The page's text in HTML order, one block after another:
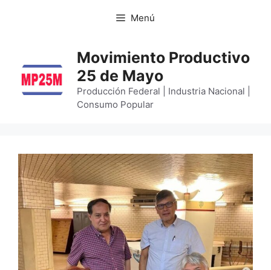
Menú
Movimiento Productivo
25 de Mayo
Producción Federal | Industria Nacional |
Consumo Popular